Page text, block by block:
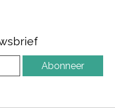
Abonneer